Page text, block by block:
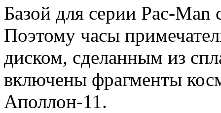
Базой для серии Pac-Man
Поэтому часы
диском, сделанным из
включены фрагменты
Аполлон-11.